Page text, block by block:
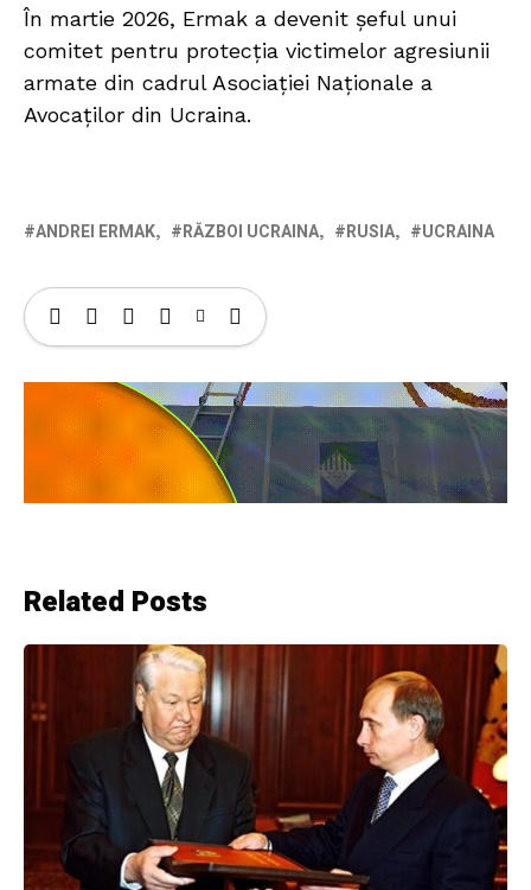
În martie 2026, Ermak a devenit șeful unui
comitet pentru protecția victimelor agresiunii
armate din cadrul Asociației Naționale a
Avocaților din Ucraina.
ANDREI ERMAK RĂZBOI UCRAINA RUSIA UCRAINA
Related Posts